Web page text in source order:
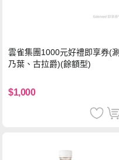
雲雀集團1000元好禮即享券(涮
乃葉、古拉爵)(餘額型)
$1,000